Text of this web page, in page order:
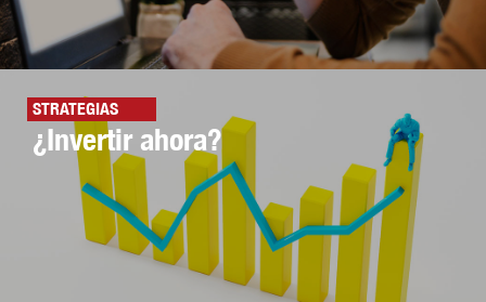
STRATEGIAS
¿Invertir ahora?